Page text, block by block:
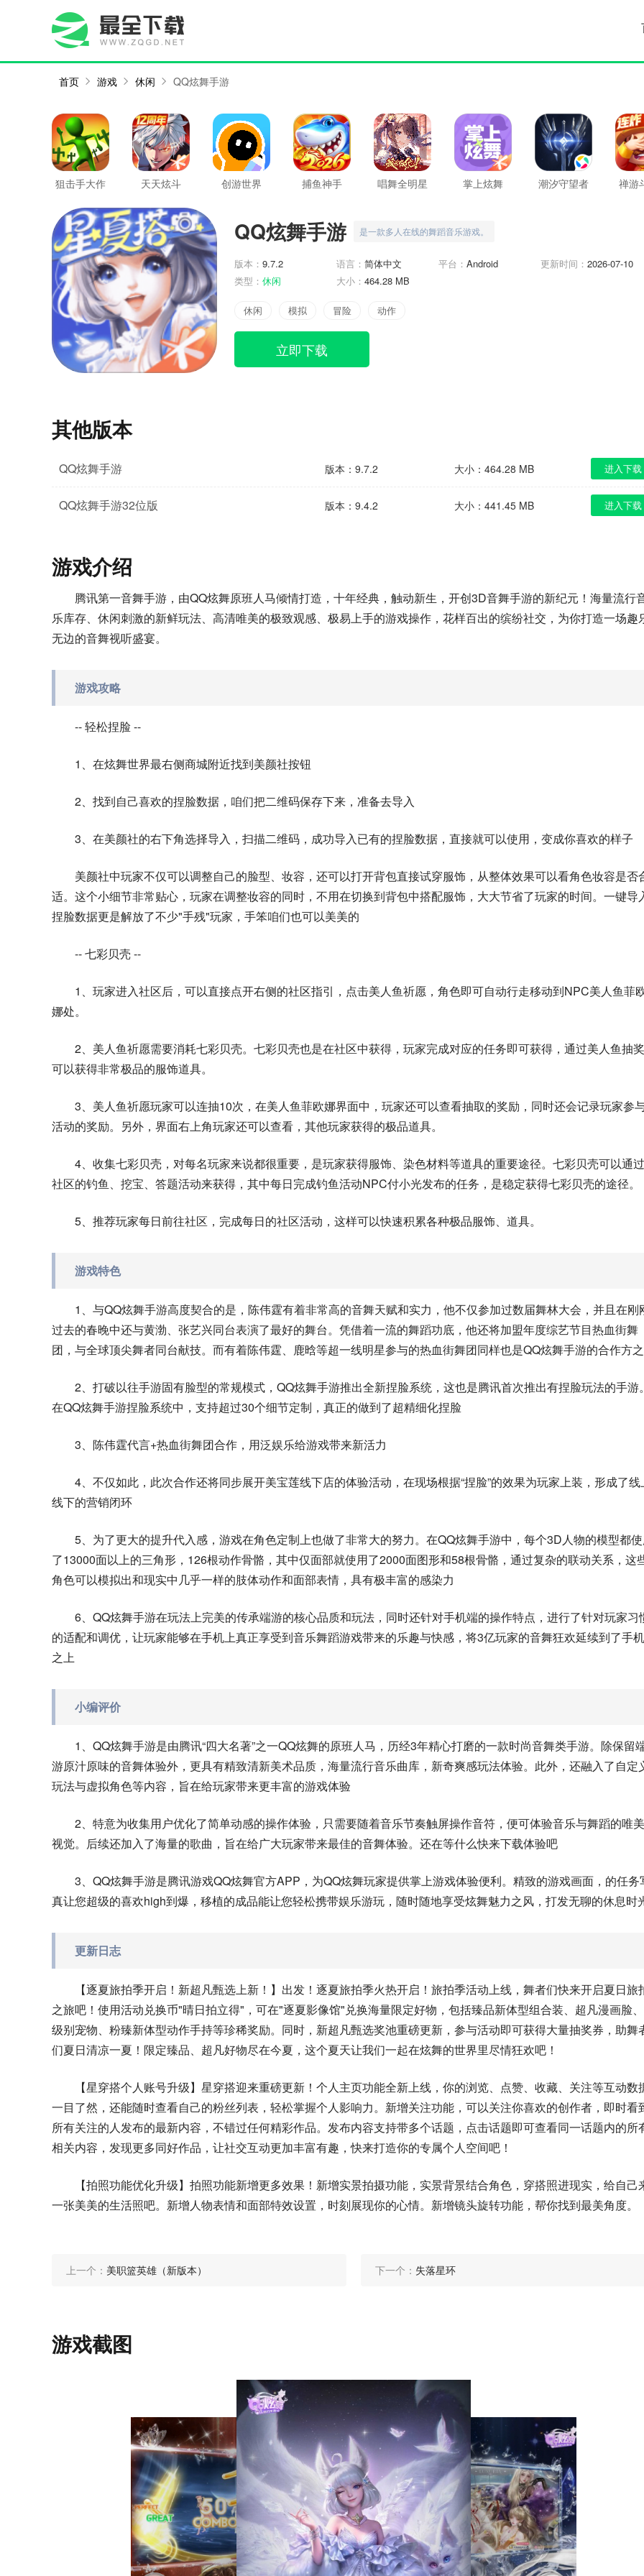
首页 游戏 休闲 QQ炫舞手游
狙击手大作
天天炫斗 创游世界 捕鱼神手 唱舞全明星 掌上炫舞
潮汐守望者
禅游
QQ炫舞手游 是一款多人在线的舞蹈音乐游戏。
版本： 9.7.2 语言： 简体中文 平台： Android 更新时间： 2026-07-10
类型： 休闲 大小： 464.28 MB
休闲 模拟 冒险 动作
立即下载
其他版本
QQ炫舞手游 版本：9.7.2 大小：464.28 MB 进入下载
QQ炫舞手游32位版 版本：9.4.2 大小：441.45 MB 进入下载
游戏介绍
腾讯第一音舞手游，由QQ炫舞原班人马倾情打造，十年经典，触动新生，开创3D音舞手游的新纪元！海量流行
乐库存、休闲刺激的新鲜玩法、高清唯美的极致观感、极易上手的游戏操作，花样百出的缤纷社交，为你打造一场趣
无边的音舞视听盛宴。
游戏攻略
-- 轻松捏脸 --
1、在炫舞世界最右侧商城附近找到美颜社按钮
2、找到自己喜欢的捏脸数据，咱们把二维码保存下来，准备去导入
3、在美颜社的右下角选择导入，扫描二维码，成功导入已有的捏脸数据，直接就可以使用，变成你喜欢的样子
美颜社中玩家不仅可以调整自己的脸型、妆容，还可以打开背包直接试穿服饰，从整体效果可以看角色妆容是否
适。这个小细节非常贴心，玩家在调整妆容的同时，不用在切换到背包中搭配服饰，大大节省了玩家的时间。一键导
捏脸数据更是解放了不少"手残"玩家，手笨咱们也可以美美的
-- 七彩贝壳 --
1、玩家进入社区后，可以直接点开右侧的社区指引，点击美人鱼祈愿，角色即可自动行走移动到NPC美人鱼菲
娜处。
2、美人鱼祈愿需要消耗七彩贝壳。七彩贝壳也是在社区中获得，玩家完成对应的任务即可获得，通过美人鱼抽奖
可以获得非常极品的服饰道具。
3、美人鱼祈愿玩家可以连抽10次，在美人鱼菲欧娜界面中，玩家还可以查看抽取的奖励，同时还会记录玩家参
活动的奖励。另外，界面右上角玩家还可以查看，其他玩家获得的极品道具。
4、收集七彩贝壳，对每名玩家来说都很重要，是玩家获得服饰、染色材料等道具的重要途径。七彩贝壳可以通过
社区的钓鱼、挖宝、答题活动来获得，其中每日完成钓鱼活动NPC付小光发布的任务，是稳定获得七彩贝壳的途径。
5、推荐玩家每日前往社区，完成每日的社区活动，这样可以快速积累各种极品服饰、道具。
游戏特色
1、与QQ炫舞手游高度契合的是，陈伟霆有着非常高的音舞天赋和实力，他不仅参加过数届舞林大会，并且在刚
过去的春晚中还与黄渤、张艺兴同台表演了最好的舞台。凭借着一流的舞蹈功底，他还将加盟年度综艺节目热血街舞
团，与全球顶尖舞者同台献技。而有着陈伟霆、鹿晗等超一线明星参与的热血街舞团同样也是QQ炫舞手游的合作方
2、打破以往手游固有脸型的常规模式，QQ炫舞手游推出全新捏脸系统，这也是腾讯首次推出有捏脸玩法的手游。
在QQ炫舞手游捏脸系统中，支持超过30个细节定制，真正的做到了超精细化捏脸
3、陈伟霆代言+热血街舞团合作，用泛娱乐给游戏带来新活力
4、不仅如此，此次合作还将同步展开美宝莲线下店的体验活动，在现场根据“捏脸”的效果为玩家上装，形成了线
线下的营销闭环
5、为了更大的提升代入感，游戏在角色定制上也做了非常大的努力。在QQ炫舞手游中，每个3D人物的模型都
了13000面以上的三角形，126根动作骨骼，其中仅面部就使用了2000面图形和58根骨骼，通过复杂的联动关系，这
角色可以模拟出和现实中几乎一样的肢体动作和面部表情，具有极丰富的感染力
6、QQ炫舞手游在玩法上完美的传承端游的核心品质和玩法，同时还针对手机端的操作特点，进行了针对玩家习
的适配和调优，让玩家能够在手机上真正享受到音乐舞蹈游戏带来的乐趣与快感，将3亿玩家的音舞狂欢延续到了手机
之上
小编评价
1、QQ炫舞手游是由腾讯“四大名著”之一QQ炫舞的原班人马，历经3年精心打磨的一款时尚音舞类手游。除保留
游原汁原味的音舞体验外，更具有精致清新美术品质，海量流行音乐曲库，新奇爽感玩法体验。此外，还融入了自定
玩法与虚拟角色等内容，旨在给玩家带来更丰富的游戏体验
2、特意为收集用户优化了简单动感的操作体验，只需要随着音乐节奏触屏操作音符，便可体验音乐与舞蹈的唯美
视觉。后续还加入了海量的歌曲，旨在给广大玩家带来最佳的音舞体验。还在等什么快来下载体验吧
3、QQ炫舞手游是腾讯游戏QQ炫舞官方APP，为QQ炫舞玩家提供掌上游戏体验便利。精致的游戏画面，的任务
真让您超级的喜欢high到爆，移植的成品能让您轻松携带娱乐游玩，随时随地享受炫舞魅力之风，打发无聊的休息时
更新日志
【逐夏旅拍季开启！新超凡甄选上新！】出发！逐夏旅拍季火热开启！旅拍季活动上线，舞者们快来开启夏日旅
之旅吧！使用活动兑换币"晴日拍立得"，可在"逐夏影像馆"兑换海量限定好物，包括臻品新体型组合装、超凡漫画脸
级别宠物、粉臻新体型动作手持等珍稀奖励。同时，新超凡甄选奖池重磅更新，参与活动即可获得大量抽奖券，助舞
们夏日清凉一夏！限定臻品、超凡好物尽在今夏，这个夏天让我们一起在炫舞的世界里尽情狂欢吧！
【星穿搭个人账号升级】星穿搭迎来重磅更新！个人主页功能全新上线，你的浏览、点赞、收藏、关注等互动数
一目了然，还能随时查看自己的粉丝列表，轻松掌握个人影响力。新增关注功能，可以关注你喜欢的创作者，即时看
所有关注的人发布的最新内容，不错过任何精彩作品。发布内容支持带多个话题，点击话题即可查看同一话题内的所
相关内容，发现更多同好作品，让社交互动更加丰富有趣，快来打造你的专属个人空间吧！
【拍照功能优化升级】拍照功能新增更多效果！新增实景拍摄功能，实景背景结合角色，穿搭照进现实，给自己
一张美美的生活照吧。新增人物表情和面部特效设置，时刻展现你的心情。新增镜头旋转功能，帮你找到最美角度。
上一个： 美职篮英雄（新版本） 下一个： 失落星环
游戏截图